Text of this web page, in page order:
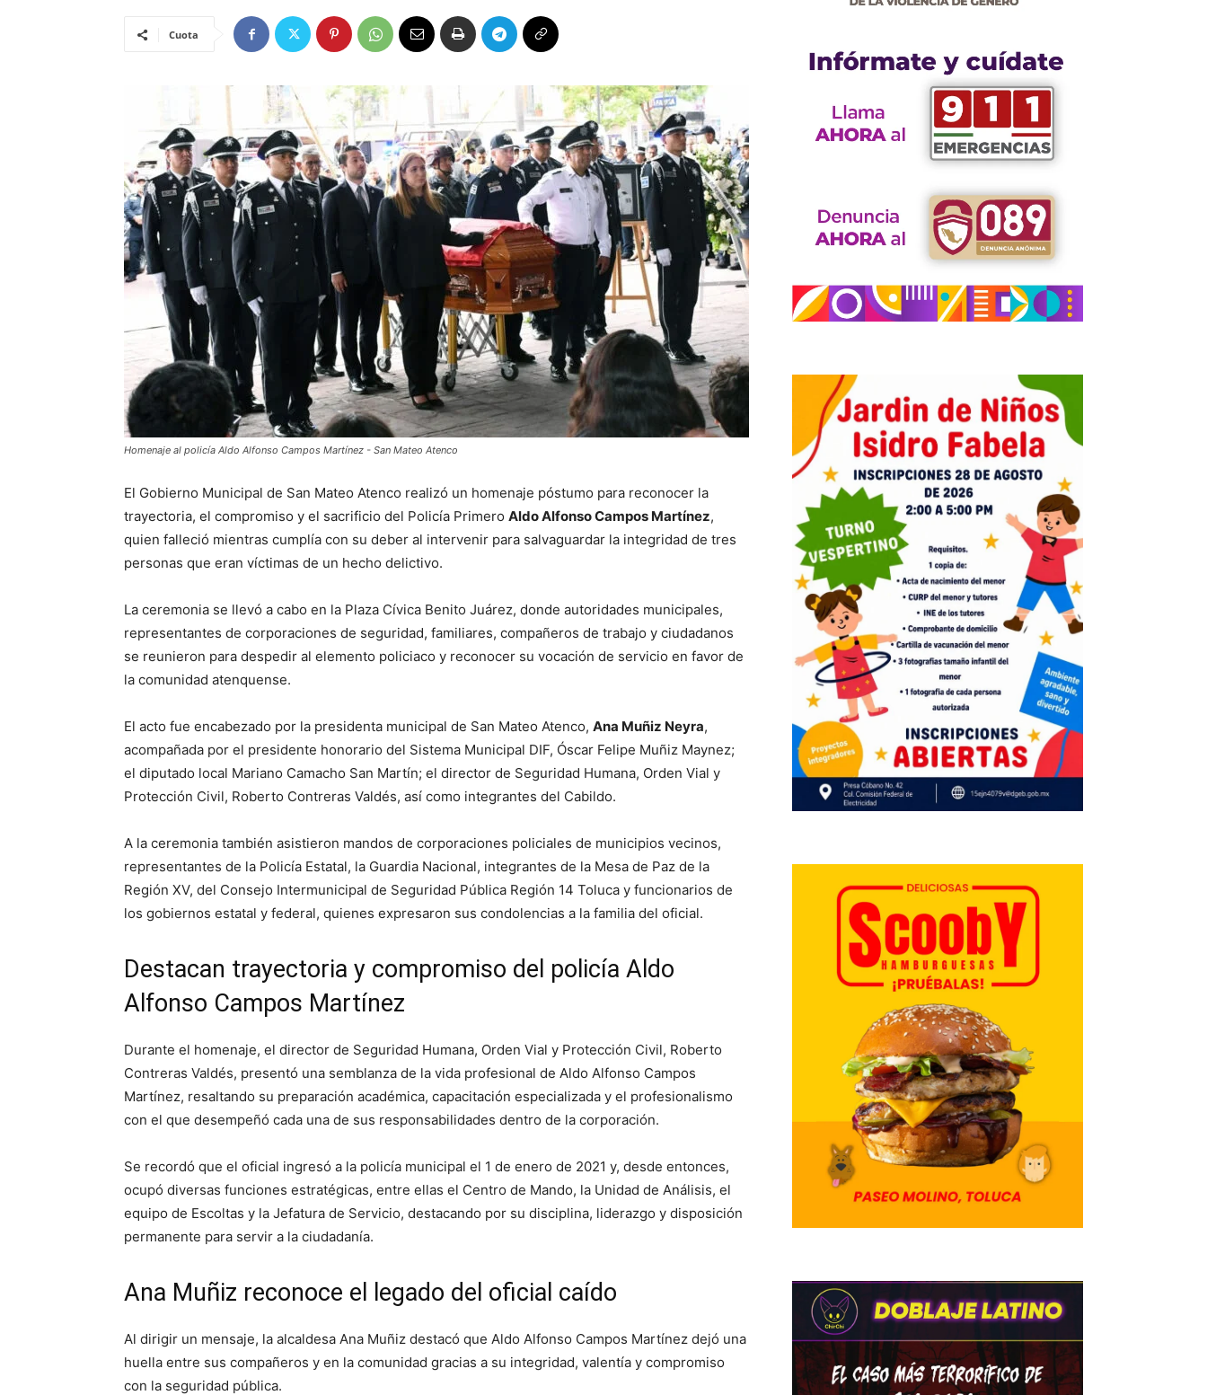
Cuota
Homenaje al policía Aldo Alfonso Campos Martínez - San Mateo Atenco
El Gobierno Municipal de San Mateo Atenco realizó un homenaje póstumo para reconocer la
trayectoria, el compromiso y el sacrificio del Policía Primero Aldo Alfonso Campos Martínez,
quien falleció mientras cumplía con su deber al intervenir para salvaguardar la integridad de tres
personas que eran víctimas de un hecho delictivo.
La ceremonia se llevó a cabo en la Plaza Cívica Benito Juárez, donde autoridades municipales,
representantes de corporaciones de seguridad, familiares, compañeros de trabajo y ciudadanos
se reunieron para despedir al elemento policiaco y reconocer su vocación de servicio en favor de
la comunidad atenquense.
El acto fue encabezado por la presidenta municipal de San Mateo Atenco, Ana Muñiz Neyra,
acompañada por el presidente honorario del Sistema Municipal DIF, Óscar Felipe Muñiz Maynez;
el diputado local Mariano Camacho San Martín; el director de Seguridad Humana, Orden Vial y
Protección Civil, Roberto Contreras Valdés, así como integrantes del Cabildo.
A la ceremonia también asistieron mandos de corporaciones policiales de municipios vecinos,
representantes de la Policía Estatal, la Guardia Nacional, integrantes de la Mesa de Paz de la
Región XV, del Consejo Intermunicipal de Seguridad Pública Región 14 Toluca y funcionarios de
los gobiernos estatal y federal, quienes expresaron sus condolencias a la familia del oficial.
Destacan trayectoria y compromiso del policía Aldo
Alfonso Campos Martínez
Durante el homenaje, el director de Seguridad Humana, Orden Vial y Protección Civil, Roberto
Contreras Valdés, presentó una semblanza de la vida profesional de Aldo Alfonso Campos
Martínez, resaltando su preparación académica, capacitación especializada y el profesionalismo
con el que desempeñó cada una de sus responsabilidades dentro de la corporación.
Se recordó que el oficial ingresó a la policía municipal el 1 de enero de 2021 y, desde entonces,
ocupó diversas funciones estratégicas, entre ellas el Centro de Mando, la Unidad de Análisis, el
equipo de Escoltas y la Jefatura de Servicio, destacando por su disciplina, liderazgo y disposición
permanente para servir a la ciudadanía.
Ana Muñiz reconoce el legado del oficial caído
Al dirigir un mensaje, la alcaldesa Ana Muñiz destacó que Aldo Alfonso Campos Martínez dejó una
huella entre sus compañeros y en la comunidad gracias a su integridad, valentía y compromiso
con la seguridad pública.